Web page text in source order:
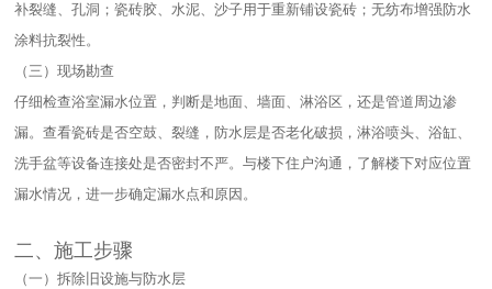
补裂缝、孔洞；瓷砖胶、水泥、沙子用于重新铺设瓷砖；无纺布增强防水
涂料抗裂性。​
（三）现场勘查​
仔细检查浴室漏水位置，判断是地面、墙面、淋浴区，还是管道周边渗
漏。查看瓷砖是否空鼓、裂缝，防水层是否老化破损，淋浴喷头、浴缸、
洗手盆等设备连接处是否密封不严。与楼下住户沟通，了解楼下对应位置
漏水情况，进一步确定漏水点和原因。​
二、施工步骤​
（一）拆除旧设施与防水层​